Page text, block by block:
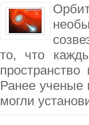
то, что
Ранее ученые
могли